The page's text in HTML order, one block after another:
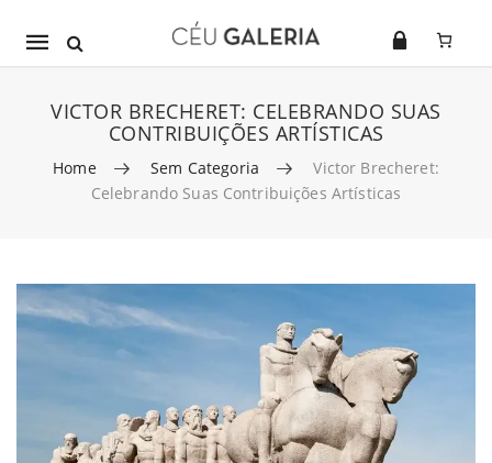
Mobile
VICTOR BRECHERET: CELEBRANDO SUAS
CONTRIBUIÇÕES ARTÍSTICAS
Home Sem Categoria
Victor Brecheret:
Celebrando Suas Contribuições Artísticas
Skip to content